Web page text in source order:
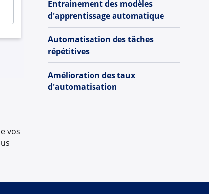
vos
Entrainement des modèles
d'apprentissage automatique
Automatisation des tâches
répétitives
Amélioration des taux
d'automatisation